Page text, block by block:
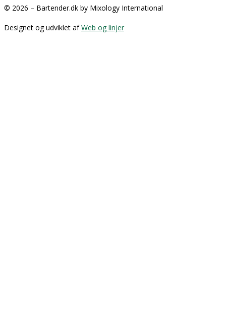
© 2026 – Bartender.dk by Mixology International
Designet og udviklet afWeb og linjer